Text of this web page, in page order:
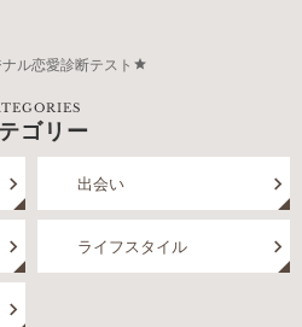
ル恋愛診断テスト
ゴリー
出会い
ライフスタイル